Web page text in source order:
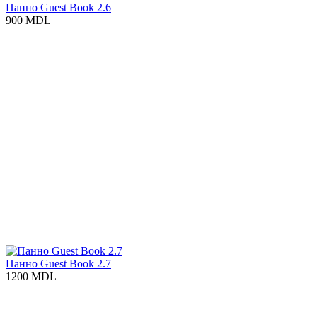
Панно Guest Book 2.6
900 MDL
Панно Guest Book 2.7
1200 MDL